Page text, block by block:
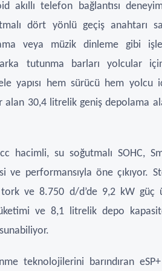
akıllı telefon bağlantısı
dört yönlü geçiş anahtarı
veya müzik dinleme gibi
arka tutunma barları yolcular
yapısı hem sürücü hem
alan 30,4 litrelik geniş depolama
hacimli, su soğutmalı SOHC,
ve performansıyla öne çıkıyor.
ve 8.750 d/d’de 9,2 kW güç
ve 8,1 litrelik depo
teknolojilerini barındıran